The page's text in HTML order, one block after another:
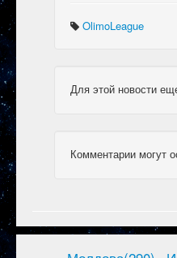
OlimoLeague
Для этой новости
Комментарии могут